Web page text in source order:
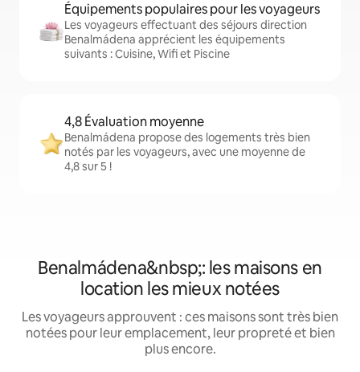
Équipements populaires pour les voyageurs
Les voyageurs effectuant des séjours direction
Benalmádena apprécient les équipements
suivants : Cuisine, Wifi et Piscine
4,8 Évaluation moyenne
Benalmádena propose des logements très bien
notés par les voyageurs, avec une moyenne de
4,8 sur 5 !
Benalmádena&nbsp;: les maisons en
location les mieux notées
Les voyageurs approuvent : ces maisons sont très bien
notées pour leur emplacement, leur propreté et bien
plus encore.